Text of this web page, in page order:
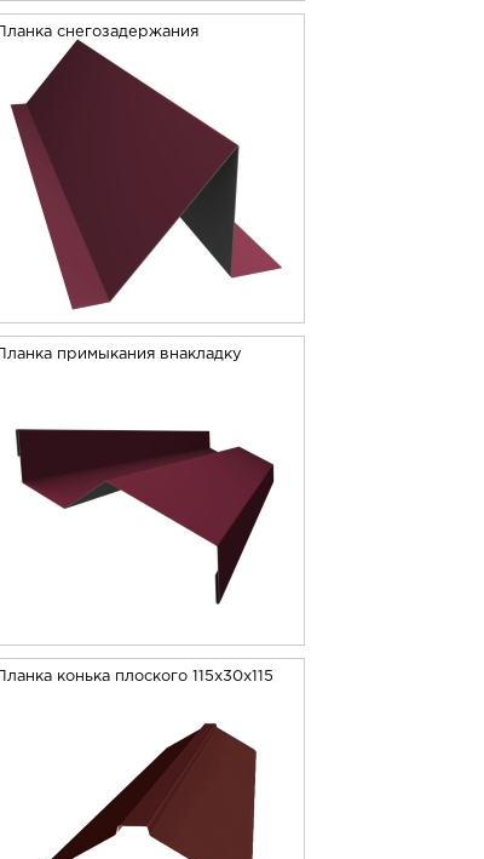
Планка снегозадержания
Планка примыкания внакладку
Планка конька плоского 115х30х115